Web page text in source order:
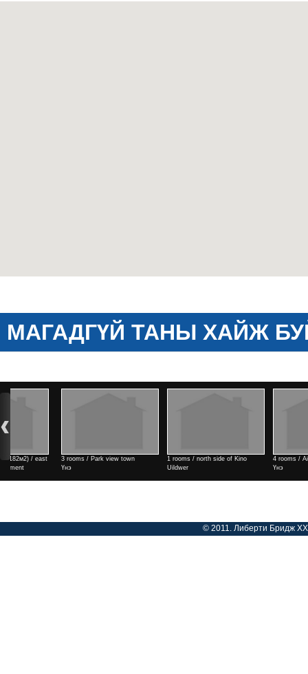
МАГАДГҮЙ ТАНЫ ХАЙЖ
3 rooms / Park view town
Үнэ
1 rooms / north side of Kino
4 rooms / Air port area
© 2011. Либерти Бридж